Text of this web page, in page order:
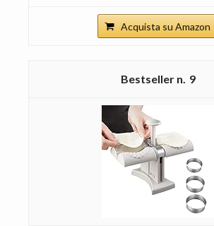
Acquista su Amazon
9